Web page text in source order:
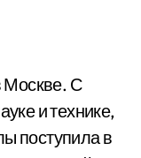
Москве. С
и технике,
поступила в